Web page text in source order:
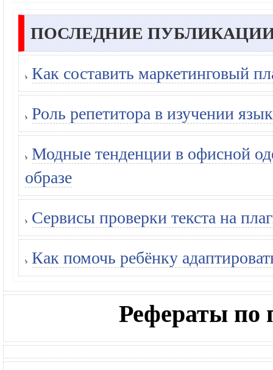
ПОСЛЕДНИЕ
Как составить маркетинговый
Роль репетитора в изучении
Модные тенденции в офисной
образе
Сервисы проверки текста на
Как помочь ребёнку
Рефераты по